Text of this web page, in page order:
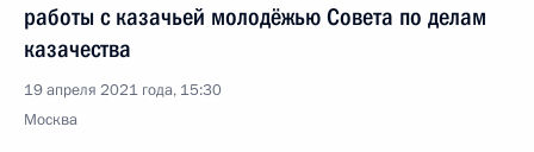
работы с казачьей молодёжью Совета по делам
казачества
19 апреля 2021 года, 15:30
Москва